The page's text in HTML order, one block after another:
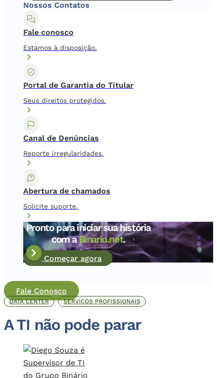
Nossos Contatos
Fale conosco
Estamos à disposição.
Portal de Garantia do Titular
Seus direitos protegidos.
Canal de Denúncias
Reporte irregularidades.
Abertura de chamados
Solicite suporte.
Pronto para iniciar sua história
com aBinario.net.
Começar agora
Fale Conosco
DATA CENTER SERVIÇOS PROFISSIONAIS
A TI não pode parar